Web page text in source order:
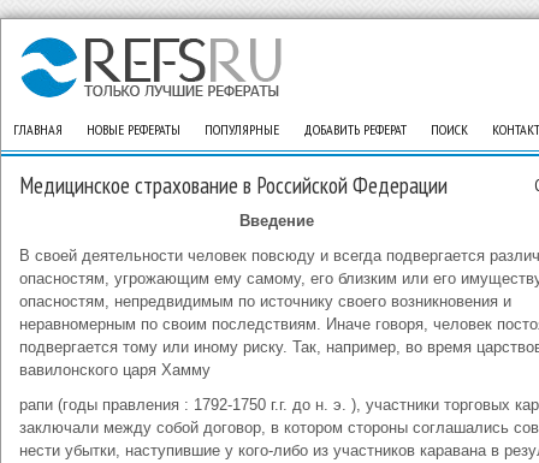
ГЛАВНАЯ НОВЫЕ РЕФЕРАТЫ ПОПУЛЯРНЫЕ ДОБАВИТЬ РЕФЕРАТ ПОИСК
Медицинское страхование в Российской Федерации
Введение
В своей деятельности человек повсюду и всегда подвергается
опасностям, угрожающим ему самому, его близким или его
опасностям, непредвидимым по источнику своего возникновения и
неравномерным по своим последствиям. Иначе говоря, человек
подвергается тому или иному риску. Так, например, во время
вавилонского царя Хамму
рапи (годы правления : 1792-1750 г.г. до н. э. ), участники торговых
заключали между собой договор, в котором стороны соглашались
нести убытки, наступившие у кого-либо из участников каравана в